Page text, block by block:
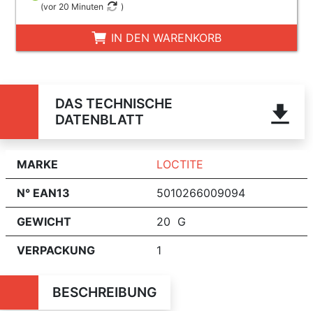
(vor 20 Minuten )
IN DEN WARENKORB
DAS TECHNISCHE
DATENBLATT
MARKE LOCTITE
N° EAN13 5010266009094
GEWICHT 20 G
VERPACKUNG 1
BESCHREIBUNG